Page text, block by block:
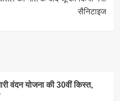
सैनिटाइज
वंदन योजना की 30वीं किस्त,